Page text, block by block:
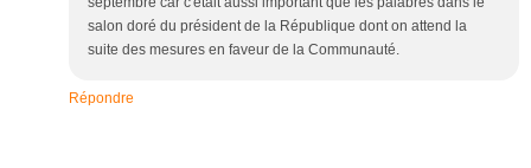
salon doré du président de la République dont on attend la
suite des mesures en faveur de la Communauté.
Répondre